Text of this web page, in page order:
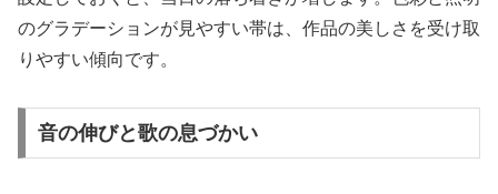
のグラデーションが見やすい帯は、作品の美しさを受け取
りやすい傾向です。
音の伸びと歌の息づかい